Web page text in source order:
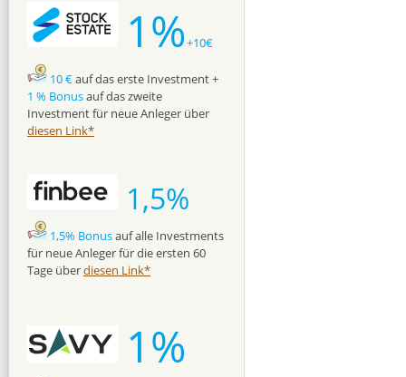
1%+10€
10 €auf das erste Investment +
1 % Bonusauf das zweite
Investment für neue Anleger über
diesen Link*
1,5%
1,5% Bonusauf alle Investments
für neue Anleger für die ersten 60
Tage überdiesen Link*
1%